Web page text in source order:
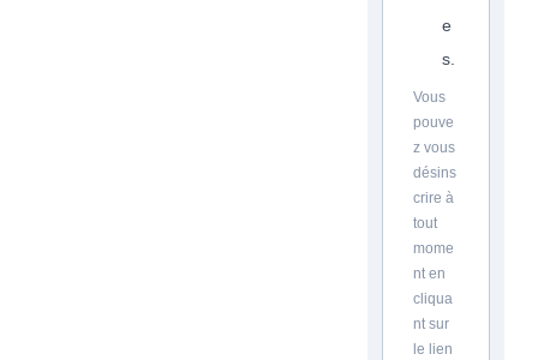
e
s.
Vous
pouve
z vous
désins
crire à
tout
mome
nt en
cliqua
nt sur
le lien